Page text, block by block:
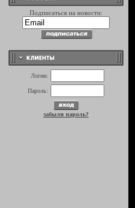
Подписаться на новости:
Логин:
Пароль:
забыли пароль?